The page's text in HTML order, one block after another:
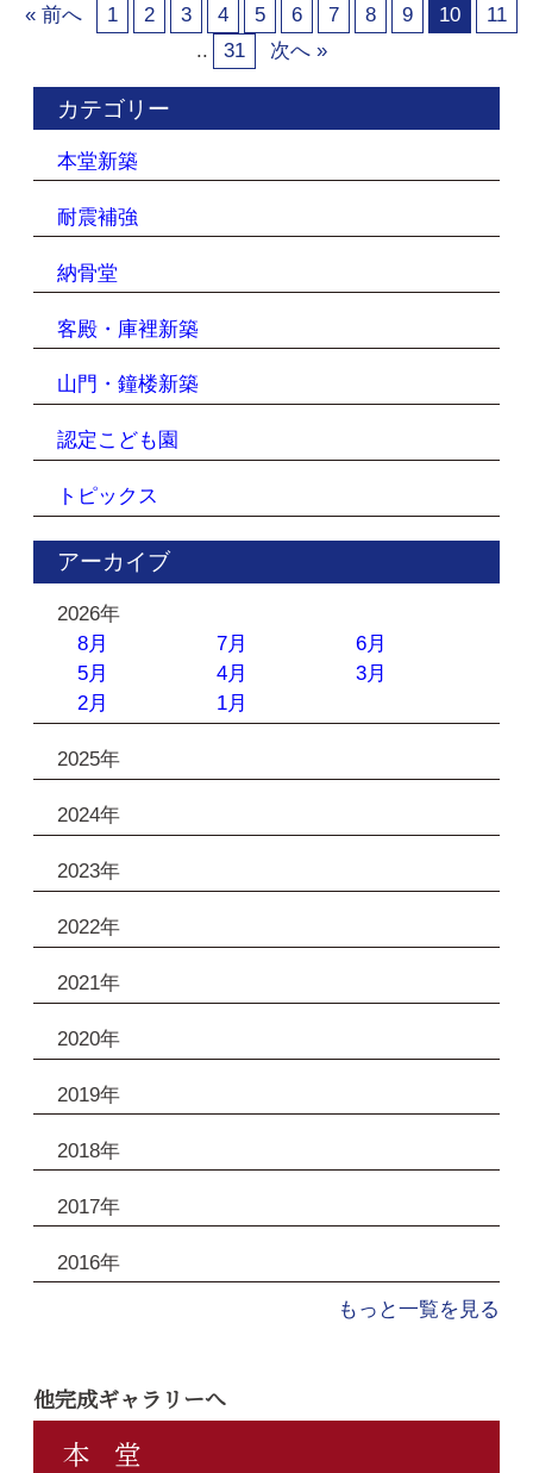
« 前へ 1 2 3 4 5 6 7 8 9 10
11
..
31 次へ »
カテゴリー
本堂新築
耐震補強
納骨堂
客殿・庫裡新築
山門・鐘楼新築
認定こども園
トピックス
アーカイブ
2026年
8月
7月
6月
5月
4月
3月
2月
1月
2025年
2024年
2023年
2022年
2021年
2020年
2019年
2018年
2017年
2016年
もっと一覧を見る
他完成ギャラリーへ
本 堂